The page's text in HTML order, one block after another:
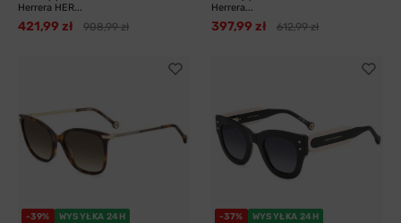
Herrera HER...
421,99 zł 908,99 zł
Herrera...
397,99 zł 612,99 zł
-39% WYSYŁKA 24H -37% WYSYŁKA 24H